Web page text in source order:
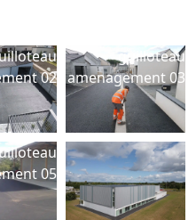
02
guilloteau
amenagement 03
05